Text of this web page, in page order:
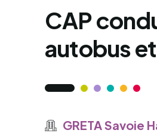
CAP
autobus
GRETA Savoie